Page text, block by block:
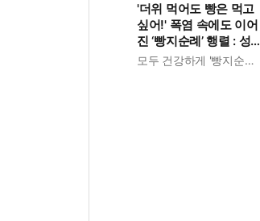
'더위 먹어도 빵은 먹고
싶어!' 폭염 속에도 이어
진 ‘빵지순례’ 행렬 : 성심
당이 대기 손님 위해 준모두 건강하게 '빵지순례' 마치시길.